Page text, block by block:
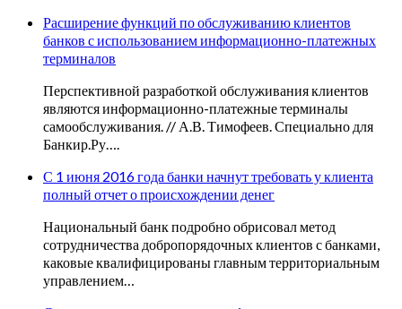
Расширение функций по обслуживанию клиентов
банков с использованием информационно-платежных
терминалов
Перспективной разработкой обслуживания клиентов
являются информационно-платежные терминалы
самообслуживания. // А.В. Тимофеев. Специально для
Банкир.Ру….
С 1 июня 2016 года банки начнут требовать у клиента
полный отчет о происхождении денег
Национальный банк подробно обрисовал метод
сотрудничества добропорядочных клиентов с банками,
каковые квалифицированы главным территориальным
управлением…